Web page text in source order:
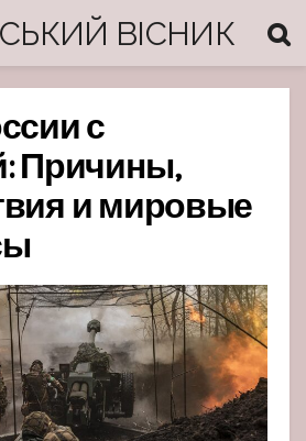
ВІСНИК
с
Причины,
и мировые